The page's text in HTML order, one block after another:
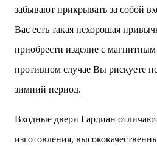
забывают прикрывать за собой
Вас есть такая нехорошая
приобрести изделие с
противном случае Вы рискуете
зимний период.
Входные двери Гардиан
изготовления,